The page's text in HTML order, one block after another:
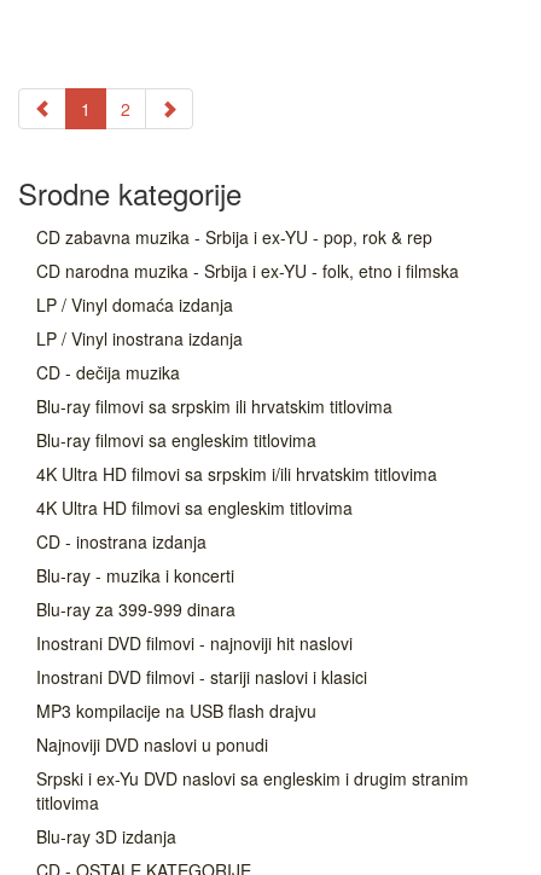
1 2
Srodne kategorije
CD zabavna muzika - Srbija i ex-YU - pop, rok & rep
CD narodna muzika - Srbija i ex-YU - folk, etno i filmska
LP / Vinyl domaća izdanja
LP / Vinyl inostrana izdanja
CD - dečija muzika
Blu-ray filmovi sa srpskim ili hrvatskim titlovima
Blu-ray filmovi sa engleskim titlovima
4K Ultra HD filmovi sa srpskim i/ili hrvatskim titlovima
4K Ultra HD filmovi sa engleskim titlovima
CD - inostrana izdanja
Blu-ray - muzika i koncerti
Blu-ray za 399-999 dinara
Inostrani DVD filmovi - najnoviji hit naslovi
Inostrani DVD filmovi - stariji naslovi i klasici
MP3 kompilacije na USB flash drajvu
Najnoviji DVD naslovi u ponudi
Srpski i ex-Yu DVD naslovi sa engleskim i drugim stranim
titlovima
Blu-ray 3D izdanja